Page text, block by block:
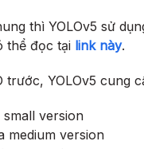
thì YOLOv5 sử
thể đọc tại link này.
trước, YOLOv5
version
medium version